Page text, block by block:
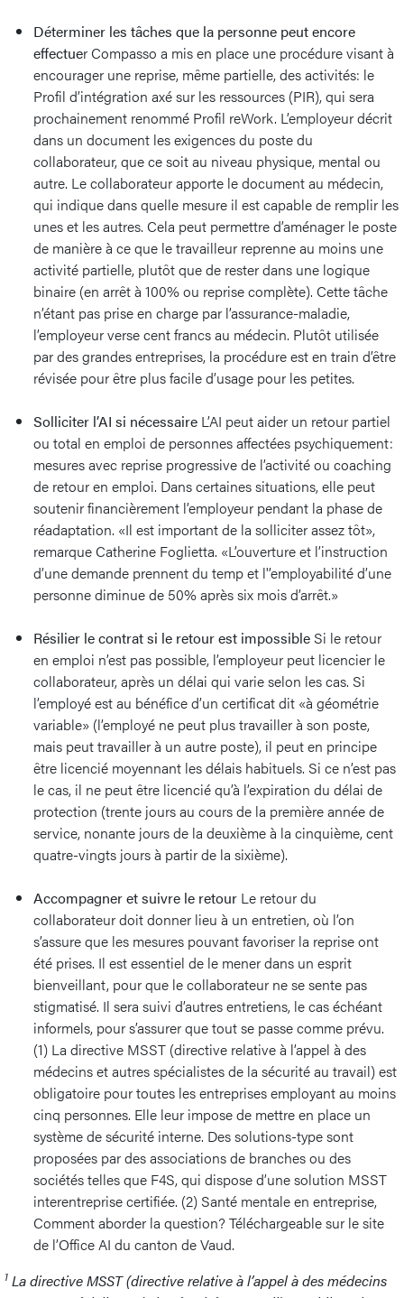
Déterminer les tâches que la personne peut encore
effectuer Compasso a mis en place une procédure visant à
encourager une reprise, même partielle, des activités: le
Profil d’intégration axé sur les ressources (PIR), qui sera
prochainement renommé Profil reWork. L’employeur décrit
dans un document les exigences du poste du
collaborateur, que ce soit au niveau physique, mental ou
autre. Le collaborateur apporte le document au médecin,
qui indique dans quelle mesure il est capable de remplir les
unes et les autres. Cela peut permettre d’aménager le poste
de manière à ce que le travailleur reprenne au moins une
activité partielle, plutôt que de rester dans une logique
binaire (en arrêt à 100% ou reprise complète). Cette tâche
n’étant pas prise en charge par l’assurance-maladie,
l’employeur verse cent francs au médecin. Plutôt utilisée
par des grandes entreprises, la procédure est en train d’être
révisée pour être plus facile d’usage pour les petites.
Solliciter l’AI si nécessaire L’AI peut aider un retour partiel
ou total en emploi de personnes affectées psychiquement:
mesures avec reprise progressive de l’activité ou coaching
de retour en emploi. Dans certaines situations, elle peut
soutenir financièrement l’employeur pendant la phase de
réadaptation. «Il est important de la solliciter assez tôt»,
remarque Catherine Foglietta. «L’ouverture et l’instruction
d’une demande prennent du temp et l'’employabilité d’une
personne diminue de 50% après six mois d’arrêt.»
Résilier le contrat si le retour est impossible Si le retour
en emploi n’est pas possible, l’employeur peut licencier le
collaborateur, après un délai qui varie selon les cas. Si
l’employé est au bénéfice d’un certificat dit «à géométrie
variable» (l’employé ne peut plus travailler à son poste,
mais peut travailler à un autre poste), il peut en principe
être licencié moyennant les délais habituels. Si ce n’est pas
le cas, il ne peut être licencié qu’à l’expiration du délai de
protection (trente jours au cours de la première année de
service, nonante jours de la deuxième à la cinquième, cent
quatre-vingts jours à partir de la sixième).
Accompagner et suivre le retour Le retour du
collaborateur doit donner lieu à un entretien, où l’on
s’assure que les mesures pouvant favoriser la reprise ont
été prises. Il est essentiel de le mener dans un esprit
bienveillant, pour que le collaborateur ne se sente pas
stigmatisé. Il sera suivi d’autres entretiens, le cas échéant
informels, pour s’assurer que tout se passe comme prévu.
(1) La directive MSST (directive relative à l’appel à des
médecins et autres spécialistes de la sécurité au travail) est
obligatoire pour toutes les entreprises employant au moins
cinq personnes. Elle leur impose de mettre en place un
système de sécurité interne. Des solutions-type sont
proposées par des associations de branches ou des
sociétés telles que F4S, qui dispose d’une solution MSST
interentreprise certifiée. (2) Santé mentale en entreprise,
Comment aborder la question? Téléchargeable sur le site
de l’Office AI du canton de Vaud.
1 La directive MSST (directive relative à l’appel à des médecins